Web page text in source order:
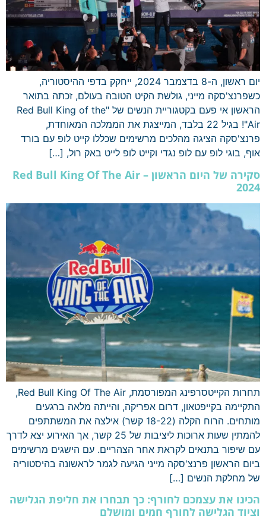
יום ראשון, ה-8 בדצמבר 2024, ייחקק בדפי ההיסטוריה,
כשפרנצ'סקה מייני, גולשת הקיט הטובה בעולם, זכתה בתואר
הראשון אי פעם בקטגוריית הנשים של "Red Bull King of the
Air"! בגיל 22 בלבד, המייצגת את הממלכה המאוחדת,
פרנצ'סקה הציגה מהלכים מרשימים שכללו קייט לופ עם בורד
אוף, בוגי לופ עם לופ נגדי וקייט לופ לייט באק רול, […]
סקירה של היום הראשון – Red Bull King Of The Air
2024
תחרות הקייטסרפינג המפורסמת, Red Bull King Of The Air,
התקיימה בקייפטאון, דרום אפריקה, והייתה מלאה ברגעים
מותחים. הרוח הקלה (18-22 קשר) אילצה את המשתתפים
להמתין שעות ארוכות ליציבות של 25 קשר, אך האירוע יצא לדרך
עם שיפור בתנאים לקראת אחר הצהריים. עם הישגים מרשימים
ביום הראשון פרנצ'סקה מייני הגיעה לגמר לראשונה בהיסטוריה
של מחלקת הנשים […]
הכינו את עצמכם לחורף: כך תבחרו את חליפת הגלישה
וציוד הגלישה לחורף חמים ומושלם